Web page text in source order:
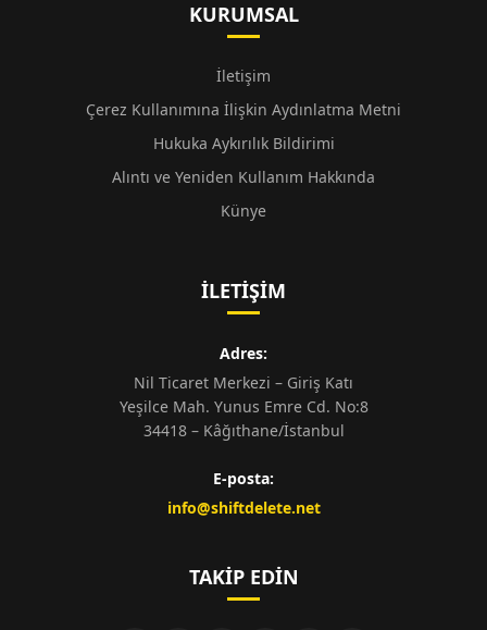
KURUMSAL
İletişim
Çerez Kullanımına İlişkin Aydınlatma Metni
Hukuka Aykırılık Bildirimi
Alıntı ve Yeniden Kullanım Hakkında
Künye
İLETIŞIM
Adres:
Nil Ticaret Merkezi – Giriş Katı
Yeşilce Mah. Yunus Emre Cd. No:8
34418 – Kâğıthane/İstanbul
E-posta:
info@shiftdelete.net
TAKIP EDIN